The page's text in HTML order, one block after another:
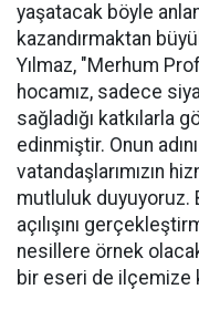
yaşatacak böyle
kazandırmaktan
Yılmaz, "Merhum
hocamız, sadece
sağladığı katkılarla
edinmiştir. Onun
vatandaşlarımızın
mutluluk duyuyoruz.
açılışını
nesillere örnek
bir eseri de ilçemize